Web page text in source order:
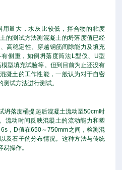
量大，水灰比较低，拌合物的粘度
的测试方法测混凝土的坍落度值已经
高稳定性、穿越钢筋间隙能力及填充
侧重，如倒坍落度筒法L型仪、U型
型填充试验等。但到目前为止还没有
凝土的工作性能，一般认为对于自密
试方法进行测试。
落度桶提起后混凝土流动至50cm时
流动时间反映混凝土的流动能力和塑
，D值在650～750mm之间，检测混
及石子的分布情况。这种方法与传统
操作。